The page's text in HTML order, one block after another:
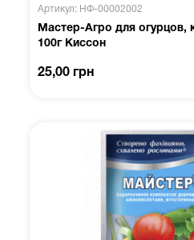
Артикул: НФ-00002002
Мастер-Агро для огурцов,
100г Киссон
25,00 грн